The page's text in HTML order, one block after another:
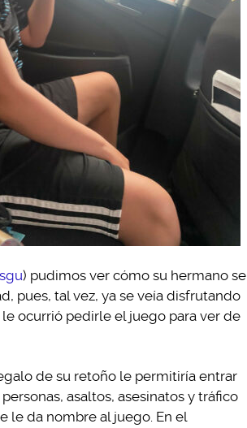
) pudimos ver cómo su hermano se
pues, tal vez, ya se veía disfrutando
ocurrió pedirle el juego para ver de
de su retoño le permitiría entrar
asaltos, asesinatos y tráfico
le da nombre al juego. En el